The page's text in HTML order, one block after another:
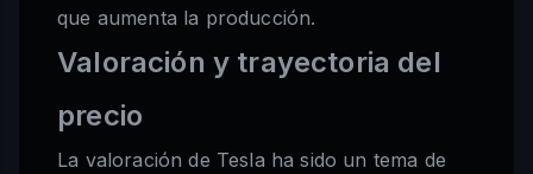
que aumenta la producción.
Valoración y trayectoria del
precio
La valoración de Tesla ha sido un tema de